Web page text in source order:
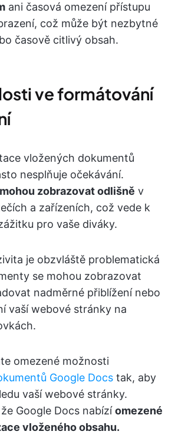
ani časová omezení přístupu
což může být nezbytné
časově citlivý obsah.
ve formátování
vložených dokumentů
nesplňuje očekávání.
zobrazovat odlišně v
a zařízeních, což vede k
pro vaše diváky.
je obzvláště problematická
se mohou zobrazovat
nadměrné přiblížení nebo
vaší webové stránky na
omezené možnosti
Google Docs tak, aby
vaší webové stránky.
Google Docs nabízíomezené
vloženého obsahu.